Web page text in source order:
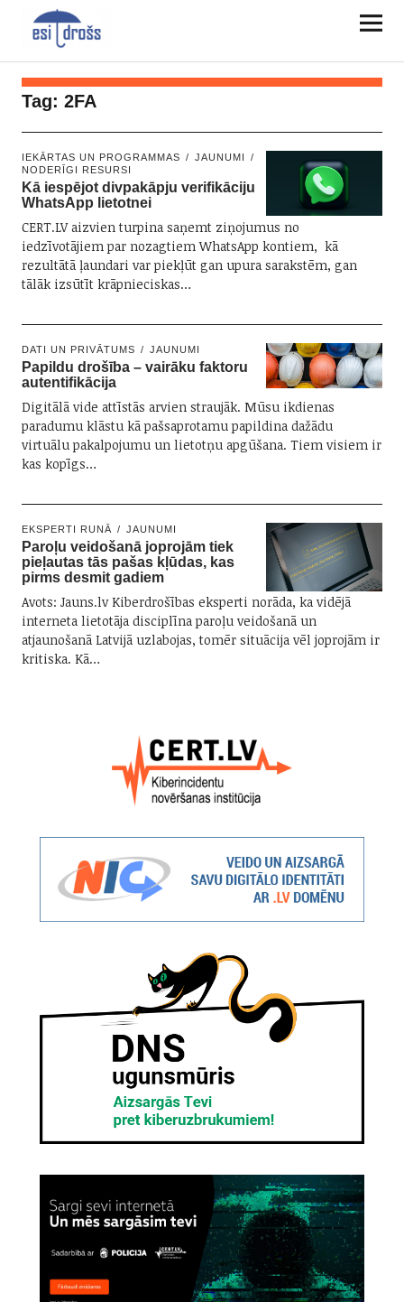
Tag: 2FA
IEKĀRTAS UN PROGRAMMAS
JAUNUMI
NODERĪGI RESURSI
Kā iespējot divpakāpju verifikāciju
WhatsApp lietotnei
CERT.LV aizvien turpina saņemt ziņojumus no
iedzīvotājiem par nozagtiem WhatsApp kontiem, kā
rezultātā ļaundari var piekļūt gan upura sarakstēm, gan
tālāk izsūtīt krāpnieciskas…
DATI UN PRIVĀTUMS JAUNUMI
Papildu drošība – vairāku faktoru
autentifikācija
Digitālā vide attīstās arvien straujāk. Mūsu ikdienas
paradumu klāstu kā pašsaprotamu papildina dažādu
virtuālu pakalpojumu un lietotņu apgūšana. Tiem visiem ir
kas kopīgs…
EKSPERTI RUNĀ JAUNUMI
Paroļu veidošanā joprojām tiek
pieļautas tās pašas kļūdas, kas
pirms desmit gadiem
Avots: Jauns.lv Kiberdrošības eksperti norāda, ka vidējā
interneta lietotāja disciplīna paroļu veidošanā un
atjaunošanā Latvijā uzlabojas, tomēr situācija vēl joprojām ir
kritiska. Kā…